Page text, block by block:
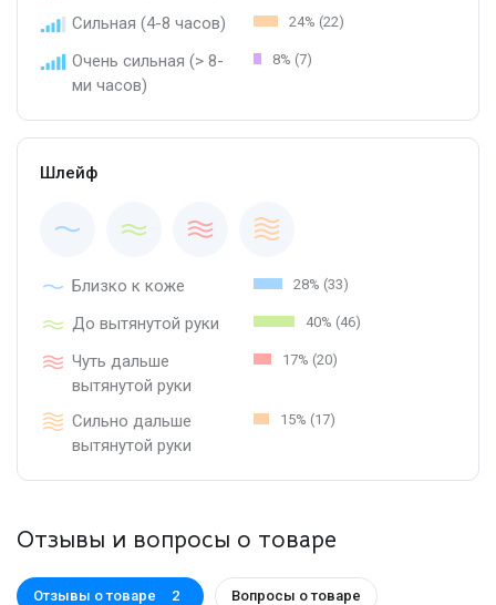
Сильная (4-8 часов) 24% (22)
Очень сильная (> 8-
ми часов)
8% (7)
Шлейф
Близко к коже 28% (33)
До вытянутой руки 40% (46)
Чуть дальше
вытянутой руки
17% (20)
Сильно дальше
вытянутой руки
15% (17)
Отзывы и вопросы о товаре
Отзывы о товаре 2 Вопросы о товаре